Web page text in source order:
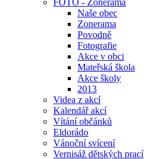
FOTO - Zonerama
Naše obec
Zonerama
Povodně
Fotografie
Akce v obci
Mateřská škola
Akce školy
2013
Videa z akcí
Kalendář akcí
Vítání občánků
Eldorádo
Vánoční svícení
Vernisáž dětských prací